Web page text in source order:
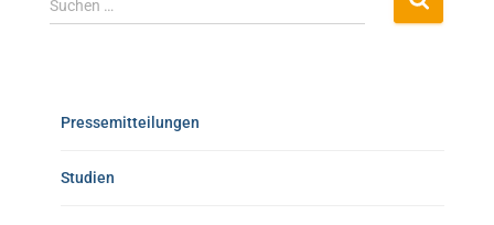
Suchen …
Pressemitteilungen
Studien